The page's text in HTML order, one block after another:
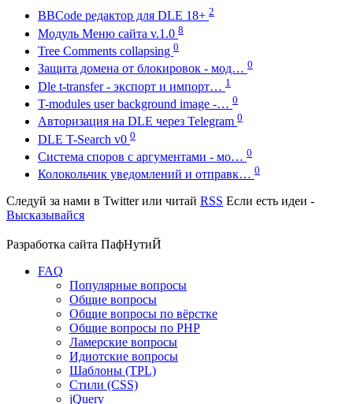
BBCode редактор для DLE 18+ 2
Модуль Меню сайта v.1.0 8
Tree Comments collapsing 0
Защита домена от блокировок - мод… 0
Dle t-transfer - экспорт и импорт… 1
T-modules user background image -… 0
Авторизация на DLE через Telegram 0
DLE T-Search v0 0
Система споров с аргументами - мо… 0
Колокольчик уведомлений и отправк… 0
Следуй за нами в Twitterили читай RSS Если есть идеи -
Высказывайся
Разработка сайта ПафНутиЙ
FAQ
Популярные вопросы
Общие вопросы
Общие вопросы по вёрстке
Общие вопросы по PHP
Ламерские вопросы
Идиотские вопросы
Шаблоны (TPL)
Стили (CSS)
jQuery